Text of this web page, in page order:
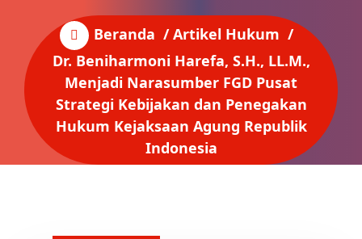
Beranda /Artikel Hukum /
Dr. Beniharmoni Harefa, S.H., LL.M.,
Menjadi Narasumber FGD Pusat
Strategi Kebijakan dan Penegakan
Hukum Kejaksaan Agung Republik
Indonesia